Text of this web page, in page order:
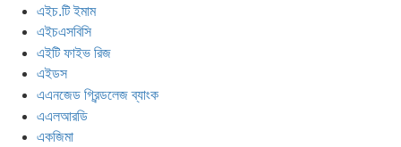
এইচ.টি ইমাম
এইচএসবিসি
এইটি ফাইভ রিজ
এইডস
এএনজেড গ্রিন্ডলেজ ব্যাংক
এএলআরডি
একজিমা